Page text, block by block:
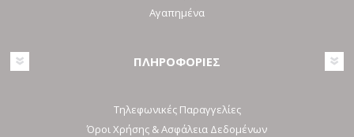
Αγαπημένα
ΠΛΗΡΟΦΟΡΙΕΣ
Τηλεφωνικές Παραγγελίες
Όροι Χρήσης & Ασφάλεια Δεδομένων